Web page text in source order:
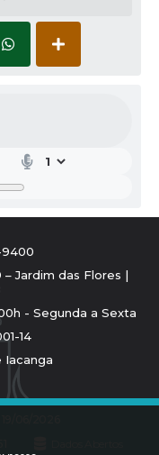
9400
– Jardim das Flores |
- Segunda a Sexta
14
Iacanga